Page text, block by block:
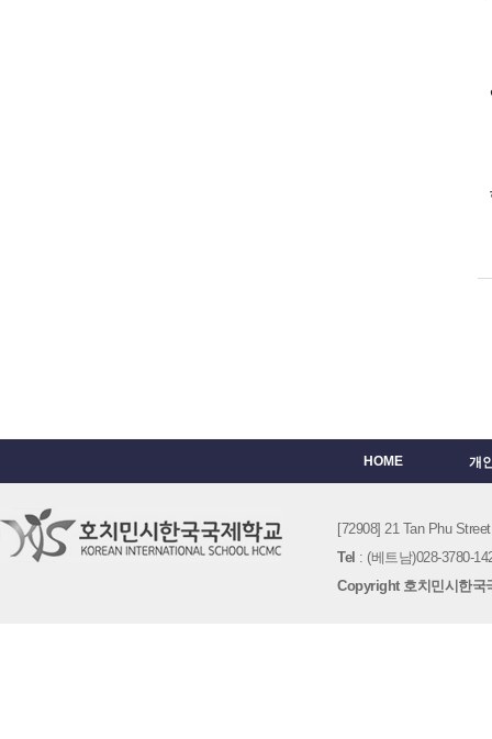
HOME 개
[72908] 21 Tan Phu
Tel : (베트남)028-3780-
Copyright 호치민시한국